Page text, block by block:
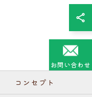
お問い合わせ
コンセプト